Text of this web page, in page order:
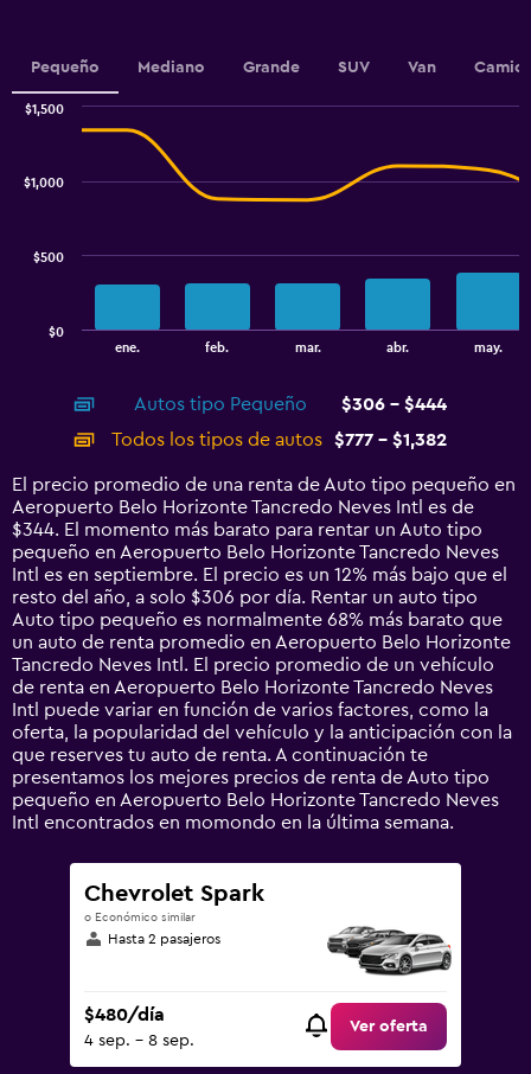
axis
displaying
values.
to
Pequeño Mediano Grande SUV Van
Combination
displaying
categories.
14
categories.
The
chart
has
1
Y
axis
displaying
values.
Range:
0
to
1500.
ene. feb. mar. abr. may.
$0
$500
$1,000
$1,500
Autos tipo Pequeño
$306 - $444
Todos los tipos de autos
$777 - $1,382
El precio promedio de una renta de Auto tipo pequeño en
Aeropuerto Belo Horizonte Tancredo Neves Intl es de
$344. El momento más barato para rentar un Auto tipo
pequeño en Aeropuerto Belo Horizonte Tancredo Neves
Intl es en septiembre. El precio es un 12% más bajo que el
resto del año, a solo $306 por día. Rentar un auto tipo
Auto tipo pequeño es normalmente 68% más barato que
un auto de renta promedio en Aeropuerto Belo Horizonte
Tancredo Neves Intl. El precio promedio de un vehículo
de renta en Aeropuerto Belo Horizonte Tancredo Neves
Intl puede variar en función de varios factores, como la
oferta, la popularidad del vehículo y la anticipación con la
que reserves tu auto de renta. A continuación te
presentamos los mejores precios de renta de Auto tipo
pequeño en Aeropuerto Belo Horizonte Tancredo Neves
Intl encontrados en momondo en la última semana.
Chevrolet Spark
o Económico similar
Hasta 2 pasajeros
$480/día
4 sep. - 8 sep.
Ver oferta